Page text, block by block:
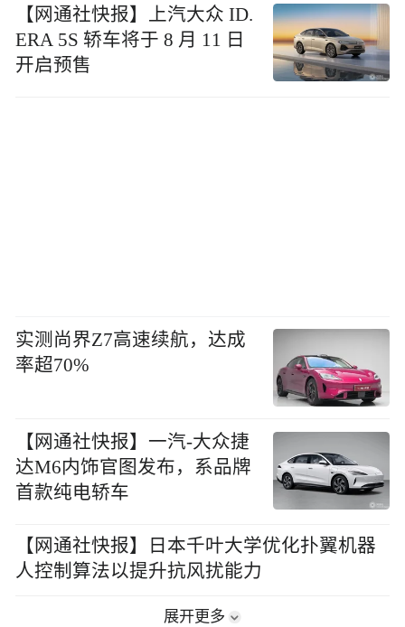
【网通社快报】上汽大众 ID.
ERA 5S 轿车将于 8 月 11 日
开启预售
实测尚界Z7高速续航，达成
率超70%
【网通社快报】一汽-大众捷
达M6内饰官图发布，系品牌
首款纯电轿车
【网通社快报】日本千叶大学优化扑翼机器
人控制算法以提升抗风扰能力
展开更多